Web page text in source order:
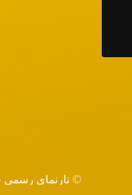
© تارنماي رسمي